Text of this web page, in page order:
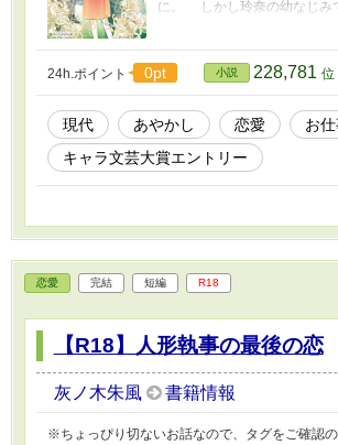
に。 しかし玲奈の幼なじみ
愚直にスイーツを作り続け
開ける――！
24h.ポイント
0pt 小説 228,781 位
現代 あやかし 恋愛 お
キャラ文芸大賞エントリー
恋愛 完結 短編 R18
【R18】人形執事の最後の恋
灰ノ木朱風 書籍情報
※ちょっぴり切ないお話なので、タグをご確認